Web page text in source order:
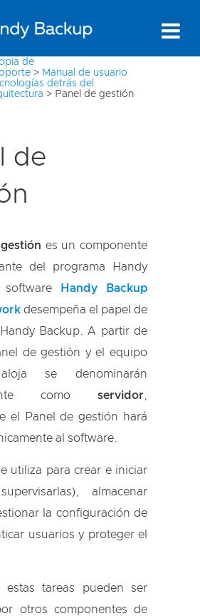
de
> Manual de usuario
detrás del
> Panel de gestión
de
es un componente
del programa Handy
software
Handy Backup
desempeña el papel de
Backup. A partir de
de gestión y el equipo
se denominarán
como servidor
el Panel de gestión hará
al software.
utiliza para crear e iniciar
almacenar
la configuración de
usuarios y proteger el
estas tareas pueden ser
otros componentes de